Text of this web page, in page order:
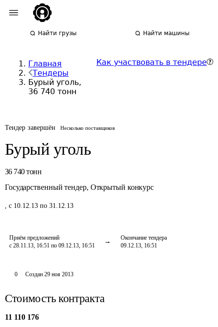
Найти грузы Найти машины
Главная
Тендеры
Бурый уголь,
36 740 тонн
Как участвовать в тендере
Тендер завершён Несколько поставщиков
Бурый уголь
36 740 тонн
Государственный тендер, Открытый конкурс
, с 10.12.13 по 31.12.13
Приём предложений
с 28.11.13, 16:51 по 09.12.13, 16:51
Окончание тендера
09.12.13, 16:51
0 Создан 29 ноя 2013
Стоимость контракта
11 110 176